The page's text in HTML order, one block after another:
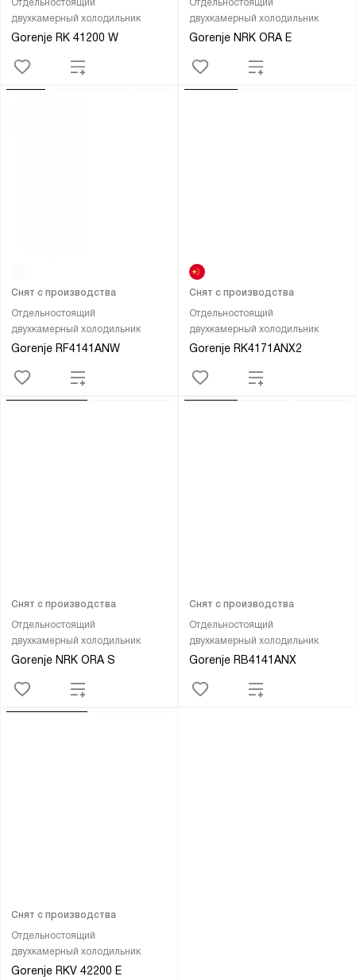
Отдельностоящий
двухкамерный холодильник
Gorenje RK 41200 W
Отдельностоящий
двухкамерный холодильник
Gorenje NRK ORA E
Отдельностоящий
двухкамерный холодильник
Gorenje RF4141ANW
Снят с производства
Отдельностоящий
двухкамерный холодильник
Gorenje RK4171ANX2
Снят с производства
Отдельностоящий
двухкамерный холодильник
Gorenje NRK ORA S
Снят с производства
Отдельностоящий
двухкамерный холодильник
Gorenje RB4141ANX
Снят с производства
Отдельностоящий
двухкамерный холодильник
Gorenje RKV 42200 E
Снят с производства